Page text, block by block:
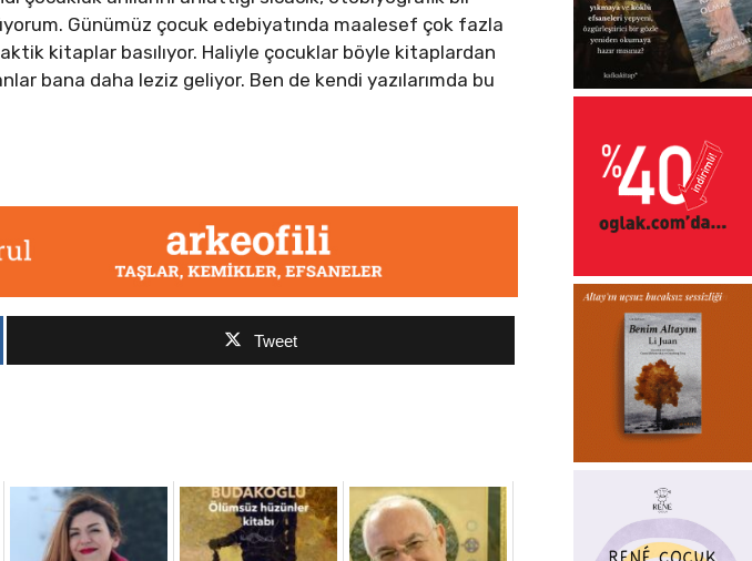
Günümüz çocuk edebiyatında maalesef çok fazla
kitaplar basılıyor. Haliyle çocuklar böyle kitaplardan
bana daha leziz geliyor. Ben de kendi yazılarımda bu
Tweet